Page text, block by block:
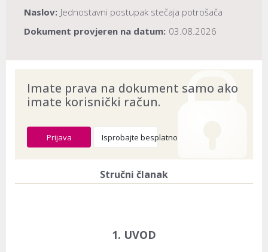
Naslov: Jednostavni postupak stečaja potrošača
Dokument provjeren na datum: 03.08.2026
Imate prava na dokument samo ako
imate korisnički račun.
Prijava Isprobajte besplatno
Stručni članak
1. UVOD